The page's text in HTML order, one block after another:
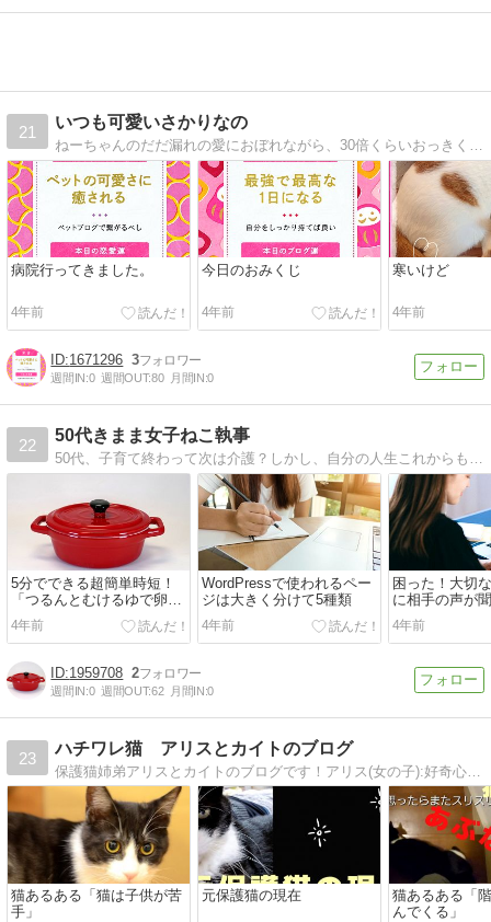
21
いつも可愛いさかりなの
病院行ってきました。
4年前
今日のおみくじ
4年前
寒いけど
4年前
1671296 3
週間IN:0 週間OUT:80 月間IN:0
22
50代きまま女子ねこ執事
5分でできる超簡単時短！
「つるんとむけるゆで卵」
の作り方
4年前
WordPressで使われるペー
ジは大きく分けて5種類
4年前
困った！大切
に相手の声が
い！！
4年前
1959708 2
週間IN:0 週間OUT:62 月間IN:0
23
ハチワレ猫 アリスとカイトのブログ
保護猫姉弟アリスとカイトのブログです！アリス(女の子):好奇心旺盛カイト(男の子):足が臭い神奈川在住の家猫です。
猫あるある「猫は子供が苦
手」
元保護猫の現在
猫あるある「
んでくる」